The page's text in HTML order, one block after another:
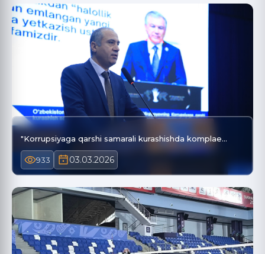
"Korrupsiyaga qarshi samarali kurashishda komplae…
933 03.03.2026